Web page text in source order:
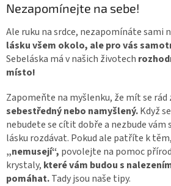
Nezapomínejte na sebe!
Ale ruku na srdce, nezapomínáte sami
lásku všem okolo, ale pro vás
Sebeláska má v našich životech
místo!
Zapomeňte na myšlenku, že mít se rád
sebestředný nebo namyšlený.Když
nebudete se cítit dobře a nezbude vám
lásku rozdávat. Pokud ale patříte k těm,
„nemusejí“, povolejte na pomoc
krystaly, které vám budou s
pomáhat.Tady jsou naše tipy.